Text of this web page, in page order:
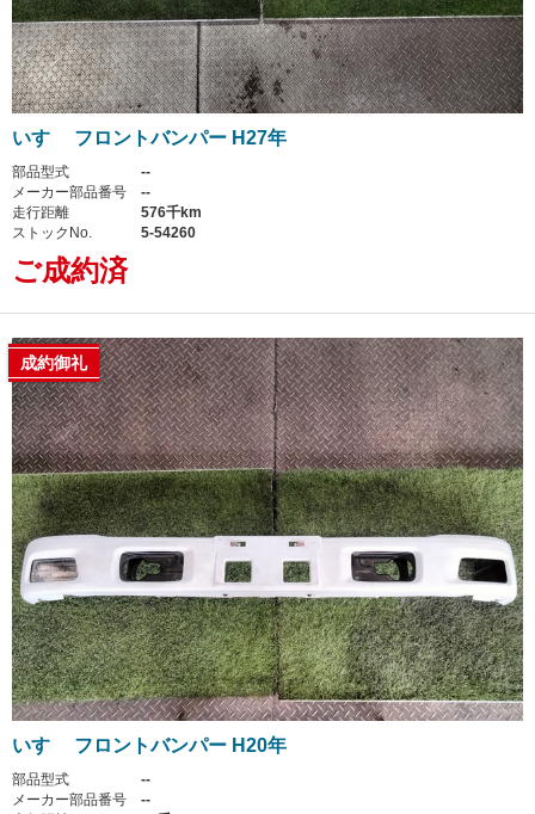
いすゞ フロントバンパー H27年
部品型式
--
メーカー部品番号
--
走行距離
576千km
ストックNo.
5-54260
ご成約済
成約御礼
いすゞ フロントバンパー H20年
部品型式
--
メーカー部品番号
--